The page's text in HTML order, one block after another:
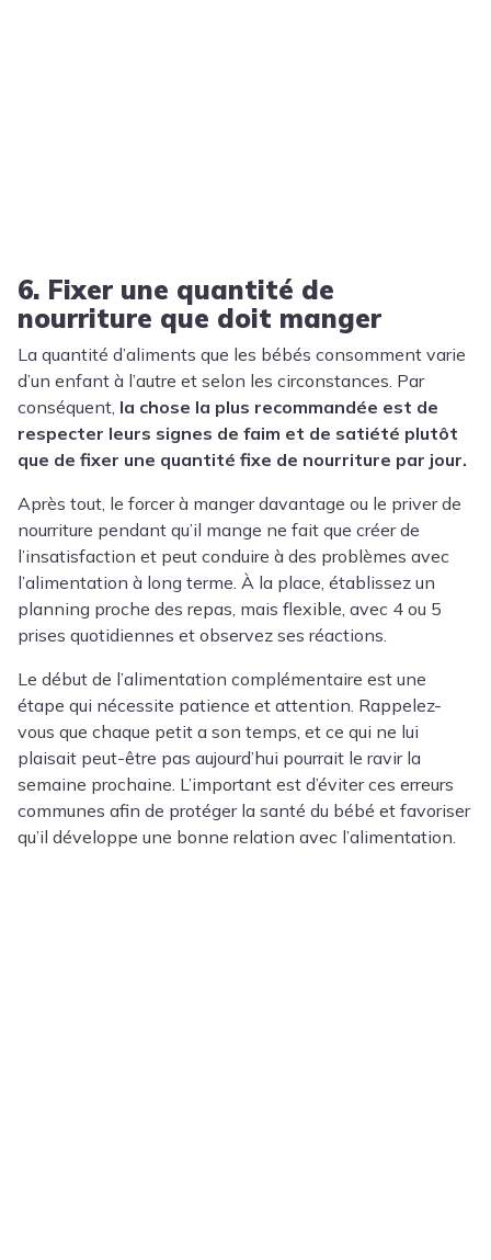
6. Fixer une quantité de
nourriture que doit manger
La quantité d’aliments que les bébés consomment varie
d’un enfant à l’autre et selon les circonstances. Par
conséquent, la chose la plus recommandée est de
respecter leurs signes de faim et de satiété plutôt
que de fixer une quantité fixe de nourriture par jour.
Après tout, le forcer à manger davantage ou le priver de
nourriture pendant qu’il mange ne fait que créer de
l’insatisfaction et peut conduire à des problèmes avec
l’alimentation à long terme. À la place, établissez un
planning proche des repas, mais flexible, avec 4 ou 5
prises quotidiennes et observez ses réactions.
Le début de l’alimentation complémentaire est une
étape qui nécessite patience et attention. Rappelez-
vous que chaque petit a son temps, et ce qui ne lui
plaisait peut-être pas aujourd’hui pourrait le ravir la
semaine prochaine. L’important est d’éviter ces erreurs
communes afin de protéger la santé du bébé et favoriser
qu’il développe une bonne relation avec l’alimentation.